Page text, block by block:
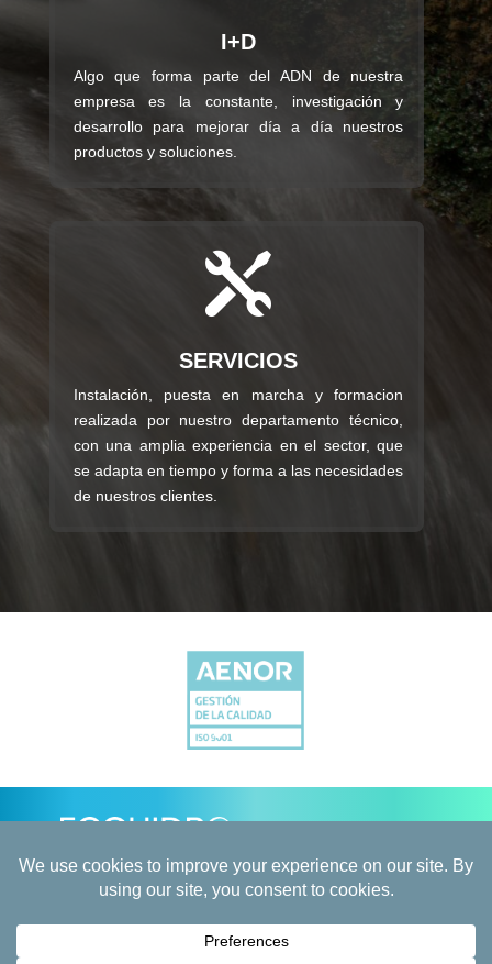
I+D
Algo que forma parte del ADN de nuestra
empresa es la constante, investigación y
desarrollo para mejorar día a día nuestros
productos y soluciones.

SERVICIOS
Instalación, puesta en marcha y formacion
realizada por nuestro departamento técnico,
con una amplia experiencia en el sector, que
se adapta en tiempo y forma a las necesidades
de nuestros clientes.
Copyright © 2026 Ecohidro, Agua y Medio Ambiente
EBT S.L. All Rights Reserved.